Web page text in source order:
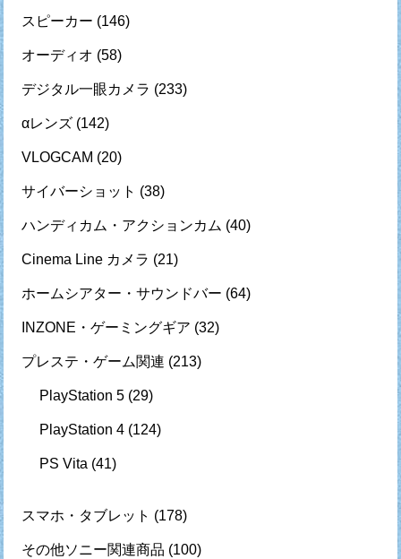
スピーカー (146)
オーディオ (58)
デジタル一眼カメラ (233)
αレンズ (142)
VLOGCAM (20)
サイバーショット (38)
ハンディカム・アクションカム (40)
Cinema Line カメラ (21)
ホームシアター・サウンドバー (64)
INZONE・ゲーミングギア (32)
プレステ・ゲーム関連 (213)
PlayStation 5 (29)
PlayStation 4 (124)
PS Vita (41)
スマホ・タブレット (178)
その他ソニー関連商品 (100)